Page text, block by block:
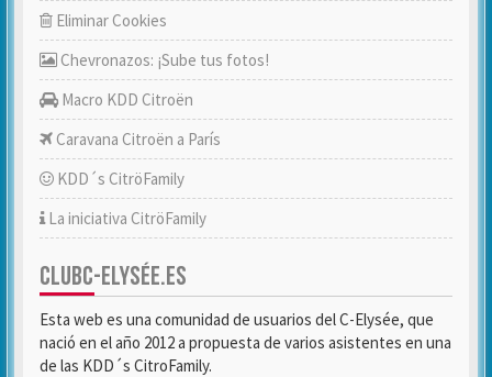
Eliminar Cookies
Chevronazos: ¡Sube tus fotos!
Macro KDD Citroën
Caravana Citroën a París
KDD´s CitröFamily
La iniciativa CitröFamily
CLUBC-ELYSÉE.ES
Esta web es una comunidad de usuarios del C-Elysée, que
nació en el año 2012 a propuesta de varios asistentes en una
de las KDD´s CitroFamily.